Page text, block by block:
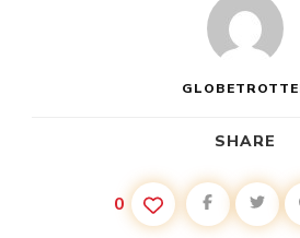
SHARE
0